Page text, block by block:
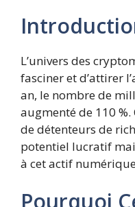
L’univers des
fasciner et d’attirer
an, le nombre de
augmenté de 110
de détenteurs de
potentiel lucratif
à cet actif
Pourquoi